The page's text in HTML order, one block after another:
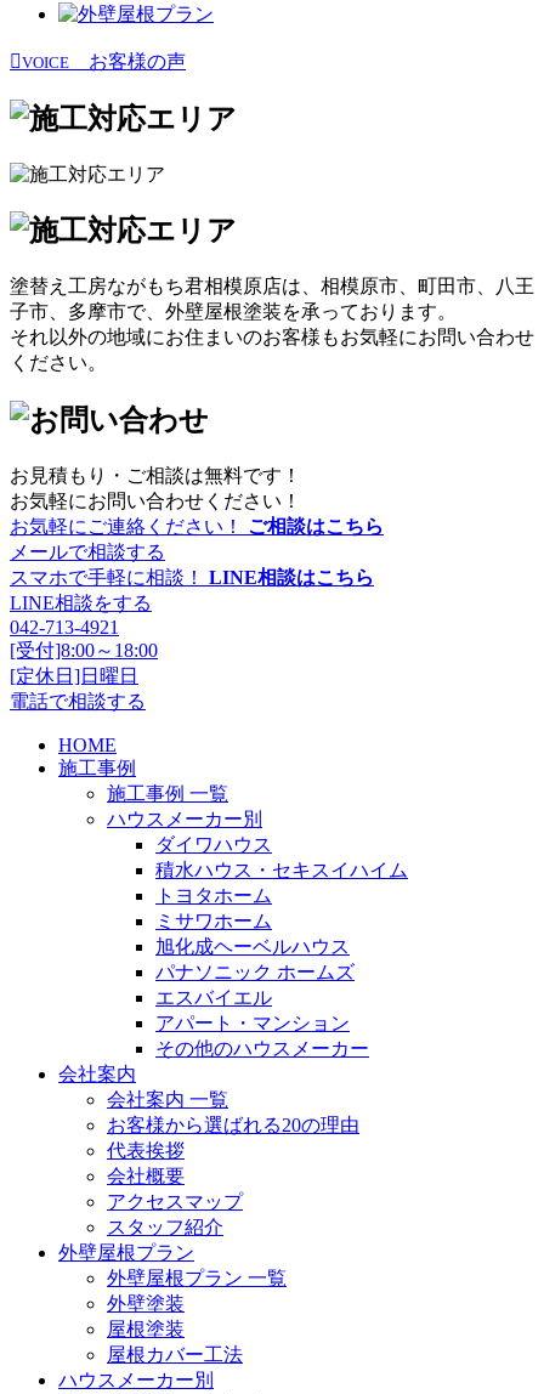
VOICE お客様の声
塗替え工房ながもち君相模原店は、相模原市、町田市、八王
子市、多摩市で、外壁屋根塗装を承っております。
それ以外の地域にお住まいのお客様もお気軽にお問い合わせ
ください。
お見積もり・ご相談は無料です！
お気軽にお問い合わせください！
お気軽にご連絡ください！ ご相談はこちら
メールで相談する
スマホで手軽に相談！ LINE相談はこちら
LINE相談をする
042-713-4921
[受付]8:00～18:00
[定休日]日曜日
電話で相談する
HOME
施工事例
施工事例 一覧
ハウスメーカー別
ダイワハウス
積水ハウス・セキスイハイム
トヨタホーム
ミサワホーム
旭化成ヘーベルハウス
パナソニック ホームズ
エスバイエル
アパート・マンション
その他のハウスメーカー
会社案内
会社案内 一覧
お客様から選ばれる20の理由
代表挨拶
会社概要
アクセスマップ
スタッフ紹介
外壁屋根プラン
外壁屋根プラン 一覧
外壁塗装
屋根塗装
屋根カバー工法
ハウスメーカー別